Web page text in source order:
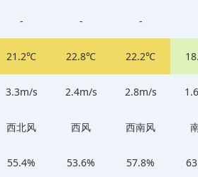
-
21.2℃
3.3m/s
西北风
55.4%
-
22.8℃
2.4m/s
西风
53.6%
-
22.2℃
2.8m/s
西南风
57.8%